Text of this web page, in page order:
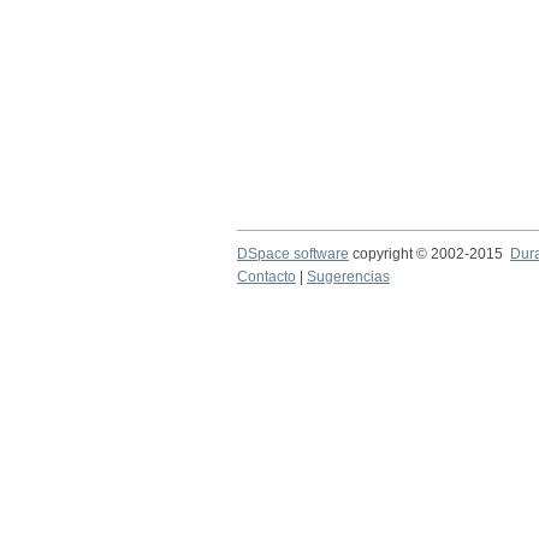
DSpace software copyright © 2002-2015
Contacto
Sugerencias